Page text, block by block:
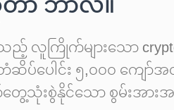
လူကြိုက်များသော
ဆိပ်ပေါင်း ၅,၀၀၀ ကျ
းစွဲနိုင်သော စွမ်းအားအ